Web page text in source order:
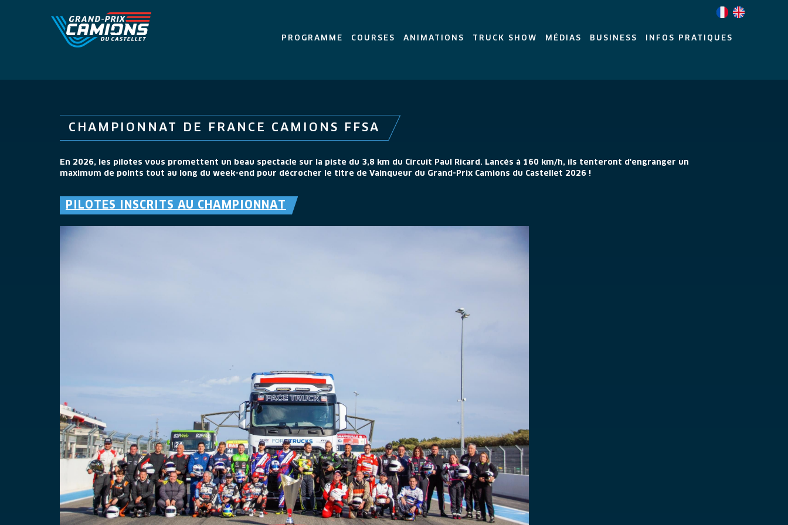
PROGRAMME COURSES ANIMATIONS TRUCK SHOW MÉDIAS BUSINESS INFOS PRATIQUES
CHAMPIONNAT DE FRANCE CAMIONS FFSA
En 2026, les pilotes vous promettent un beau spectacle sur la piste du 3,8 km du Circuit Paul Ricard. Lancés à 160 km/h, ils tenteront d'engranger un
maximum de points tout au long du week-end pour décrocher le titre de Vainqueur du Grand-Prix Camions du Castellet 2026 !
PILOTES INSCRITS AU CHAMPIONNAT